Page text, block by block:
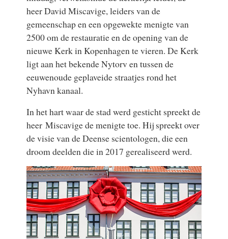
heer David Miscavige, leiders van de
gemeenschap en een opgewekte menigte van
2500 om de restauratie en de opening van de
nieuwe Kerk in Kopenhagen te vieren. De Kerk
ligt aan het bekende Nytorv en tussen de
eeuwenoude geplaveide straatjes rond het
Nyhavn kanaal.
In het hart waar de stad werd gesticht spreekt de
heer Miscavige de menigte toe. Hij spreekt over
de visie van de Deense scientologen, die een
droom deelden die in 2017 gerealiseerd werd.